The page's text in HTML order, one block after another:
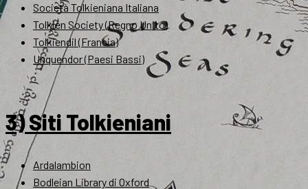
Società Tolkieniana Italiana
Tolkien Society (Regno Unito)
Tolkiendil (Francia)
Unquendor (Paesi Bassi)
3) Siti Tolkieniani
Ardalambion
Bodleian Library di Oxford